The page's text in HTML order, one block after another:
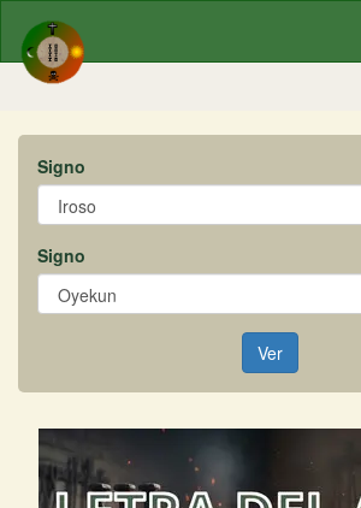
Signo
Signo
Ver